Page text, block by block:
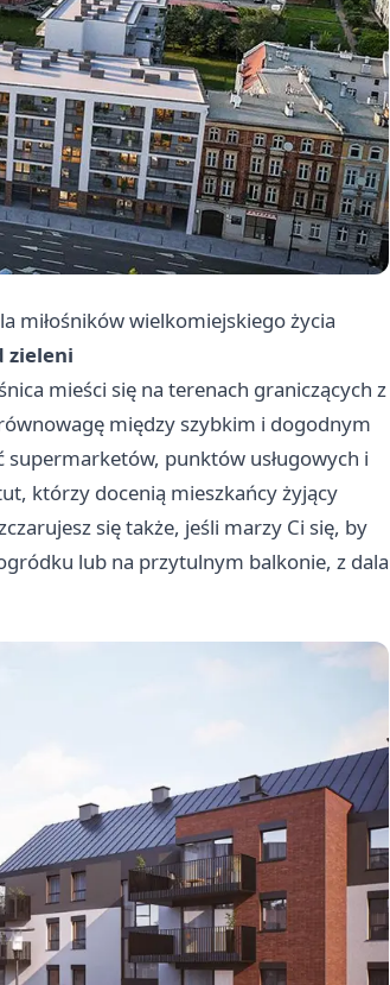
miłośników wielkomiejskiego życia
zieleni
mieści się na terenach graniczących z
między szybkim i dogodnym
punktów usługowych i
którzy docenią mieszkańcy żyjący
się także, jeśli marzy Ci się, by
lub na przytulnym balkonie, z dala